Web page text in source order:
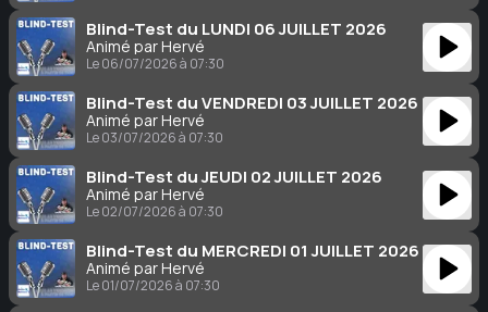
Blind-Test du LUNDI 06 JUILLET 2026
Animé par Hervé
Le 06/07/2026 à 07:30
Blind-Test du VENDREDI 03 JUILLET 2026
Animé par Hervé
Le 03/07/2026 à 07:30
Blind-Test du JEUDI 02 JUILLET 2026
Animé par Hervé
Le 02/07/2026 à 07:30
Blind-Test du MERCREDI 01 JUILLET 2026
Animé par Hervé
Le 01/07/2026 à 07:30